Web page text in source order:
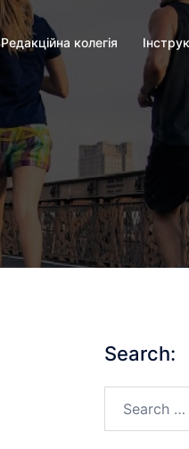
Редакційна колегія
Search: